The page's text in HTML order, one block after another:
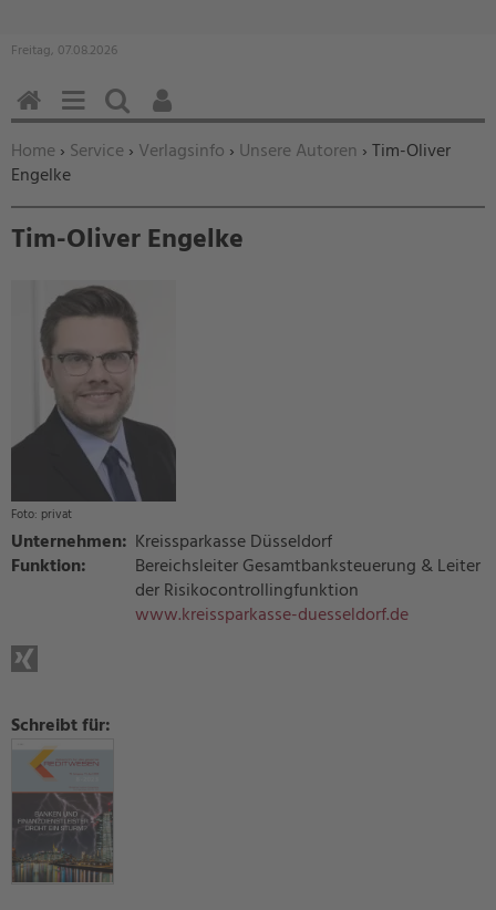
Freitag, 07.08.2026
Sie befinden sich hier:
Home › Service › Verlagsinfo › Unsere Autoren › Tim-Oliver
Engelke
Tim-Oliver Engelke
privat
Unternehmen: Kreissparkasse Düsseldorf
Funktion:
Bereichsleiter Gesamtbanksteuerung & Leiter
der Risikocontrollingfunktion
www.kreissparkasse-duesseldorf.de
Schreibt für:
HOMEMENÜSUCHEN
BENUTZERFUNKTIONEN